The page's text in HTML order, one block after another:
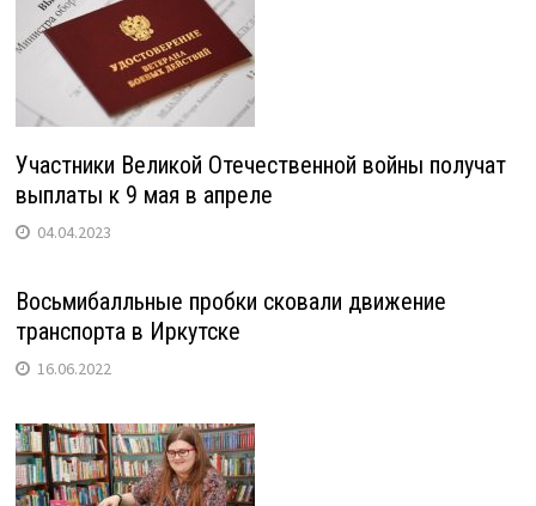
Участники Великой Отечественной войны получат
выплаты к 9 мая в апреле
04.04.2023
Восьмибалльные пробки сковали движение
транспорта в Иркутске
16.06.2022